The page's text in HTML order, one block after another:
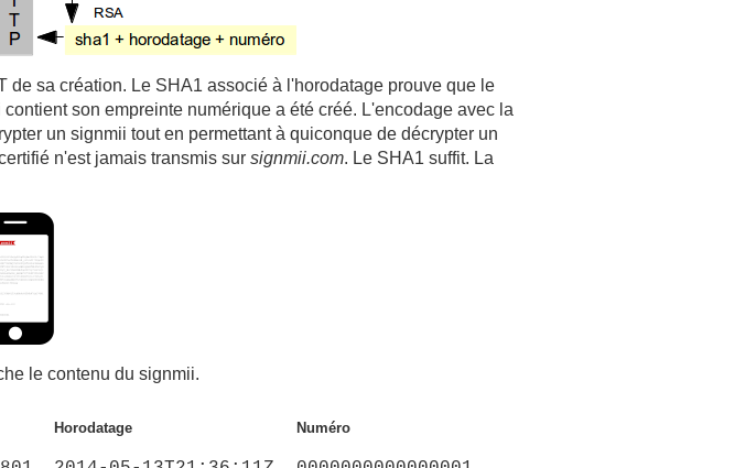
de sa création. Le SHA1 associé à l'horodatage prouve que le
son empreinte numérique a été créé. L'encodage avec la
un signmii tout en permettant à quiconque de décrypter un
n'est jamais transmis sur signmii.com. Le SHA1 suffit. La
le contenu du signmii.
Horodatage Numéro